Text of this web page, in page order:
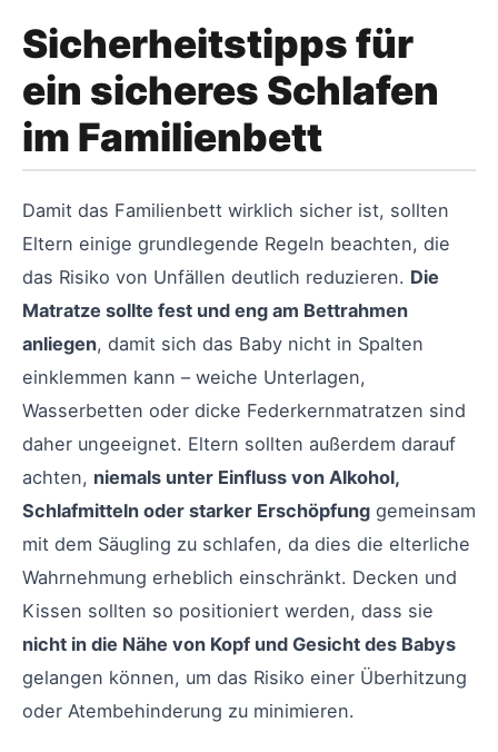
Sicherheitstipps für
ein sicheres Schlafen
im Familienbett
Damit das Familienbett wirklich sicher ist, sollten
Eltern einige grundlegende Regeln beachten, die
das Risiko von Unfällen deutlich reduzieren. Die
Matratze sollte fest und eng am Bettrahmen
anliegen, damit sich das Baby nicht in Spalten
einklemmen kann – weiche Unterlagen,
Wasserbetten oder dicke Federkernmatratzen sind
daher ungeeignet. Eltern sollten außerdem darauf
achten, niemals unter Einfluss von Alkohol,
Schlafmitteln oder starker Erschöpfung gemeinsam
mit dem Säugling zu schlafen, da dies die elterliche
Wahrnehmung erheblich einschränkt. Decken und
Kissen sollten so positioniert werden, dass sie
nicht in die Nähe von Kopf und Gesicht des Babys
gelangen können, um das Risiko einer Überhitzung
oder Atembehinderung zu minimieren.